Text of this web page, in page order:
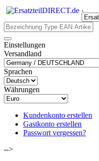
.
Einstellungen
Versandland
Sprachen
Währungen
Kundenkonto erstellen
Gastkonto erstellen
Passwort vergessen?
-->